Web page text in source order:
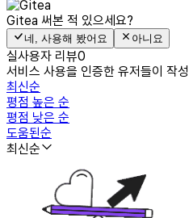
Gitea 써본 적 있으세요?
네, 사용해 봤어요 아니요
실사용자 리뷰0
서비스 사용을 인증한 유저들이 작
최신순
평점 높은 순
평점 낮은 순
도움된순
최신순